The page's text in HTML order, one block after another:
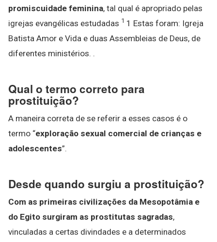
promiscuidade feminina, tal qual é apropriado pelas
igrejas evangélicas estudadas 1 1 Estas foram: Igreja
Batista Amor e Vida e duas Assembleias de Deus, de
diferentes ministérios. .
Qual o termo correto para
prostituição?
A maneira correta de se referir a esses casos é o
termo “exploração sexual comercial de crianças e
adolescentes”.
Desde quando surgiu a prostituição?
Com as primeiras civilizações da Mesopotâmia e
do Egito surgiram as prostitutas sagradas,
vinculadas a certas divindades e a determinados